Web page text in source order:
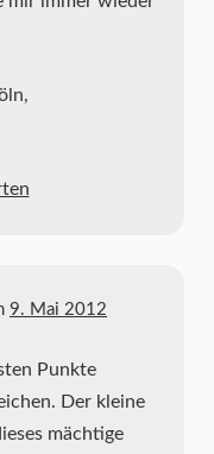
9. Mai 2012
Punkte
Der kleine
mächtige